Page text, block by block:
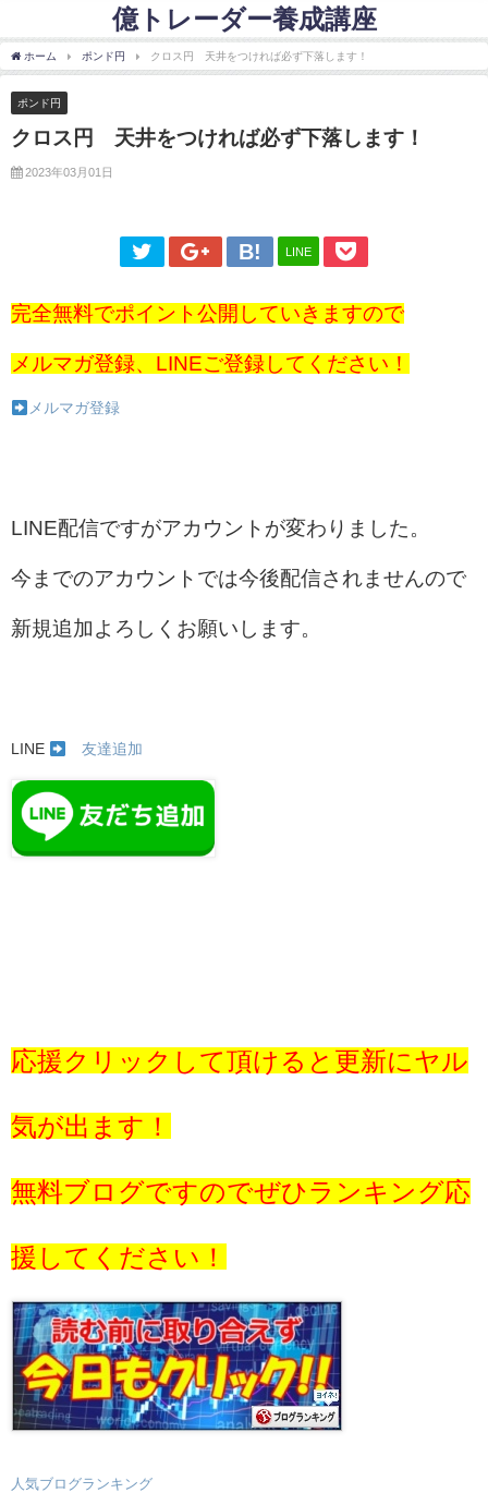
億トレーダー養成講座
ホーム ポンド円 クロス円 天井をつければ必ず下落します！
ポンド円
クロス円 天井をつければ必ず下落します！
2023年03月01日
LINE
完全無料でポイント公開していきますので
メルマガ登録、LINEご登録してください！
メルマガ登録
LINE配信ですがアカウントが変わりました。
今までのアカウントでは今後配信されませんので
新規追加よろしくお願いします。
LINE 友達追加
応援クリックして頂けると更新にヤル
気が出ます！
無料ブログですのでぜひランキング応
援してください！
人気ブログランキング